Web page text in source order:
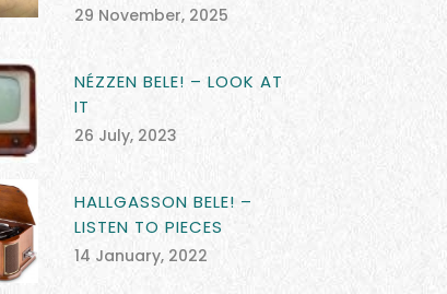
29 November, 2025
NÉZZEN BELE! – LOOK AT
IT
26 July, 2023
HALLGASSON BELE! –
LISTEN TO PIECES
14 January, 2022